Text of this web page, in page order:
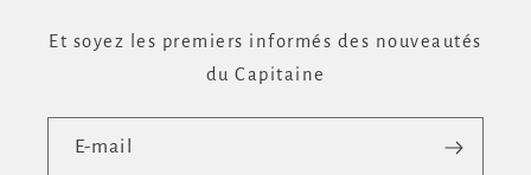
Et soyez les premiers informés des nouveautés
du Capitaine
E-mail